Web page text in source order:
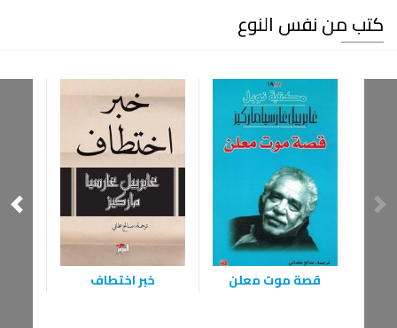
كتب من نفس النوع
قصة موت معلن خبر اختطاف